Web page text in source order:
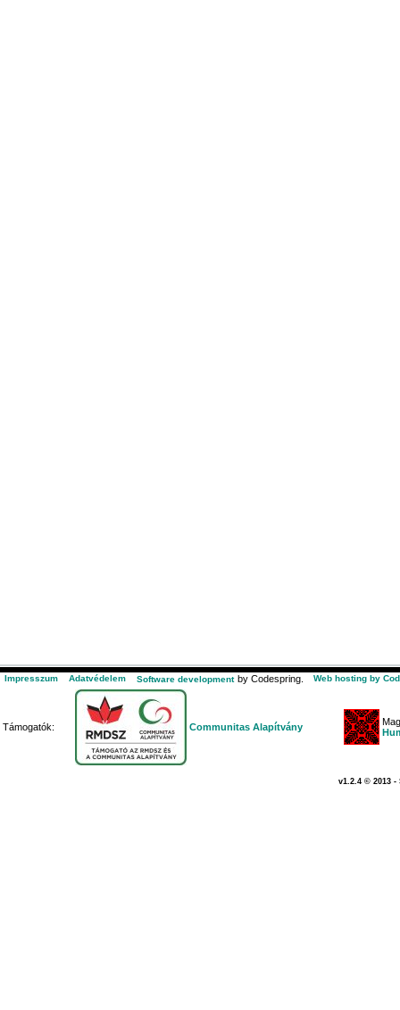
Impresszum Adatvédelem Software development by Codespring. Web hosting by
Támogatók: Communitas Alapítvány
v1.2.4 © 2013